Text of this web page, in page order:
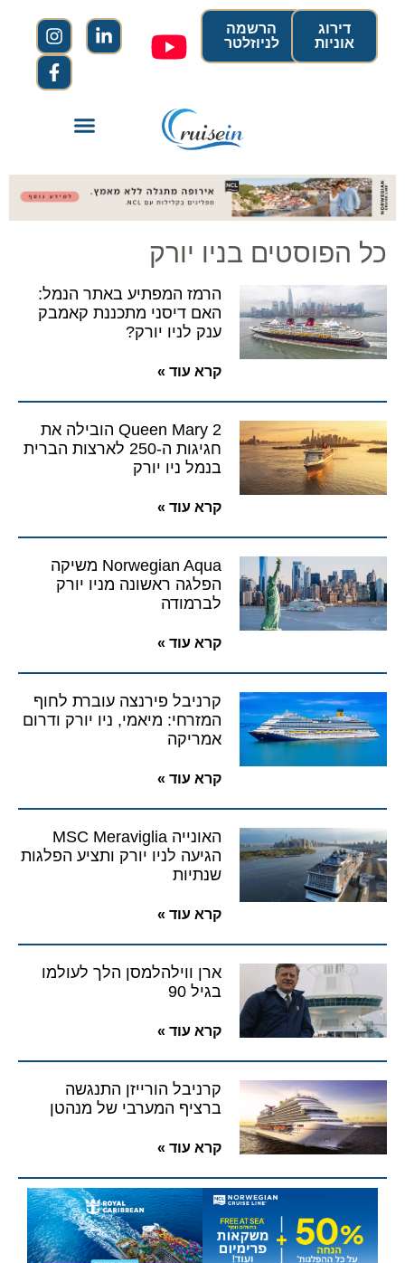
הרשמה
לניוזלטר
דירוג
אוניות
כל הפוסטים בניו יורק
הרמז המפתיע באתר הנמל:
האם דיסני מתכננת קאמבק
ענק לניו יורק?
קרא עוד »
Queen Mary 2 הובילה את
חגיגות ה-250 לארצות הברית
בנמל ניו יורק
קרא עוד »
Norwegian Aqua משיקה
הפלגה ראשונה מניו יורק
לברמודה
קרא עוד »
קרניבל פירנצה עוברת לחוף
המזרחי: מיאמי, ניו יורק ודרום
אמריקה
קרא עוד »
האונייה MSC Meraviglia
הגיעה לניו יורק ותציע הפלגות
שנתיות
קרא עוד »
ארן ווילהלמסן הלך לעולמו
בגיל 90
קרא עוד »
קרניבל הורייזן התנגשה
ברציף המערבי של מנהטן
קרא עוד »